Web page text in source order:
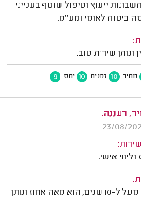
ייעוץ וטיפול שוטף בענייני
ביטוח לאומי ומע"מ.
ונותן שירות טוב.
מחיר 10 זמנים 10 יחס 9
רעננה.
אישי.
אני איתו מעל ל-10 שנים, הוא מאה אחוז ונותן